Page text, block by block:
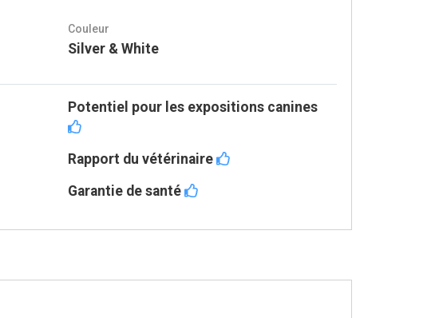
Couleur
Silver & White
Potentiel pour les expositions canines
Rapport du vétérinaire
Garantie de santé